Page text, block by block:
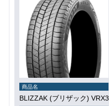
商品名
BLIZZAK (ブリザック) VRX3